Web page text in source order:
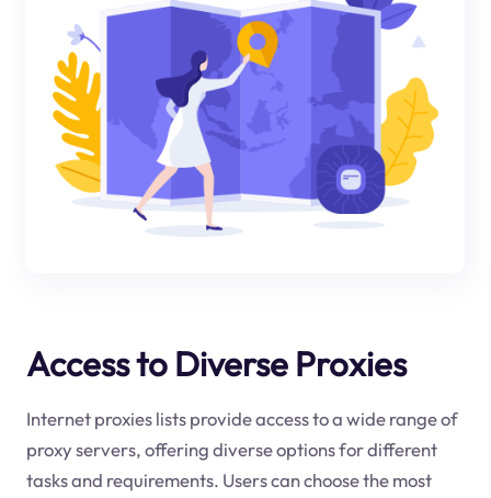
Access to Diverse Proxies
Internet proxies lists provide access to a wide range of
proxy servers, offering diverse options for different
tasks and requirements. Users can choose the most